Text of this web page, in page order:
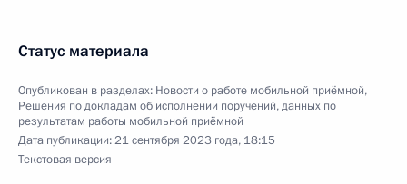
Статус материала
Опубликован в разделах: Новости о работе мобильной приёмной,
Решения по докладам об исполнении поручений, данных по
результатам работы мобильной приёмной
Дата публикации:21 сентября 2023 года, 18:15
Текстовая версия